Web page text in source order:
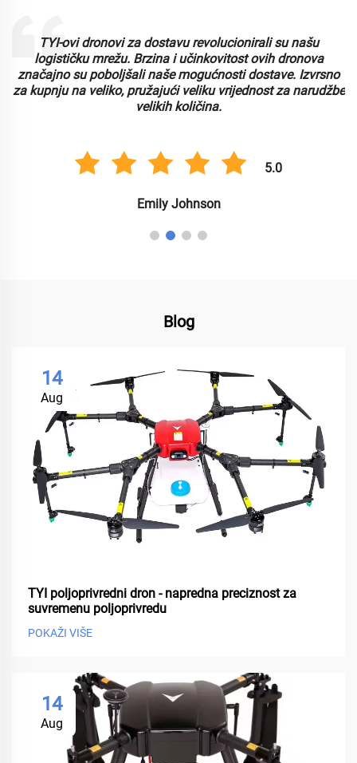
TYI-ovi dronovi za dostavu revolucionirali su našu
logističku mrežu. Brzina i učinkovitost ovih dronova
značajno su poboljšali naše mogućnosti dostave. Izvrsno
za kupnju na veliko, pružajući veliku vrijednost za narudžbe
velikih količina.
5.0
Emily Johnson
Blog
14
Aug
TYI poljoprivredni dron - napredna preciznost za
suvremenu poljoprivredu
POKAŽI VIŠE
14
Aug